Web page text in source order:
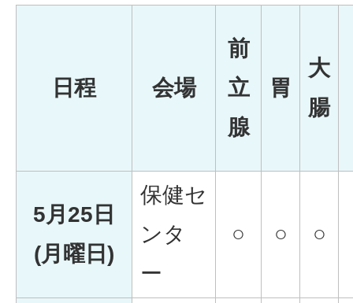
日程 会場
前
立
腺
胃
大
腸
5月25日
(月曜日)
保健セ
ンタ
ー
○ ○ ○